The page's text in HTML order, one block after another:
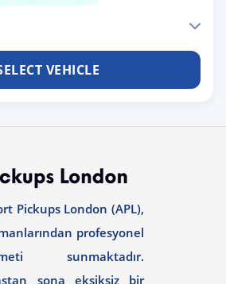
VEHICLE
Pickups London (APL),
profesyonel
sunmaktadır.
sona eksiksiz bir